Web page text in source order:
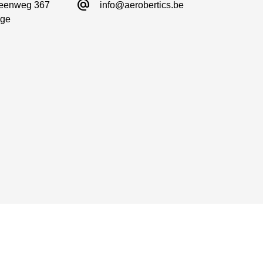
V3 PRO — jetzt exklusiv bei Aerobertics
367
alternate_email info@aerobertics.be